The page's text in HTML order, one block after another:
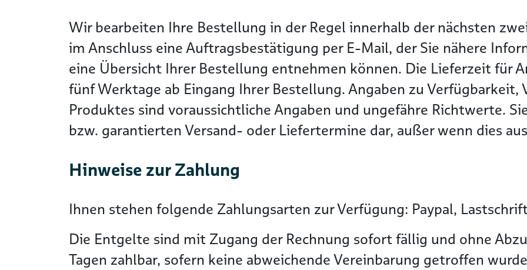
Wir bearbeiten Ihre Bestellung in der Regel innerhalb der nächsten
im Anschluss eine Auftragsbestätigung per E-Mail, der Sie nähere
eine Übersicht Ihrer Bestellung entnehmen können. Die Lieferzeit für
fünf Werktage ab Eingang Ihrer Bestellung. Angaben zu Verfügbarkeit,
Produktes sind voraussichtliche Angaben und ungefähre Richtwerte.
bzw. garantierten Versand- oder Liefertermine dar, außer wenn dies
Hinweise zur Zahlung
Ihnen stehen folgende Zahlungsarten zur Verfügung: Paypal,
Die Entgelte sind mit Zugang der Rechnung sofort fällig und ohne
Tagen zahlbar, sofern keine abweichende Vereinbarung getroffen